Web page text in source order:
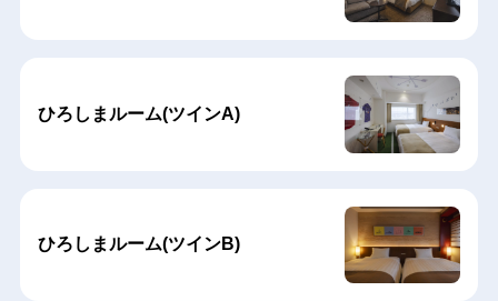
ひろしまルーム(ツインA)
ひろしまルーム(ツインB)